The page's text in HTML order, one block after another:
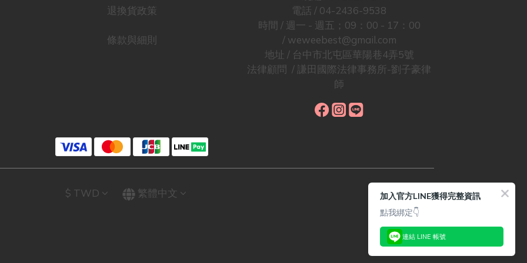
退換貨政策
條款與細則
電話 / 04-2436-9538
時間 / 週一 - 週五；09：00 - 17：00
/ weweebest@gmail.com
地址 / 台中市北屯區華陽巷4弄5號
法律顧問 / 謙田國際法律事務所-劉子豪律
師
$ TWD 繁體中文 加入官方LINE獲得完整資訊
點我綁定👇
連結 LINE 帳號